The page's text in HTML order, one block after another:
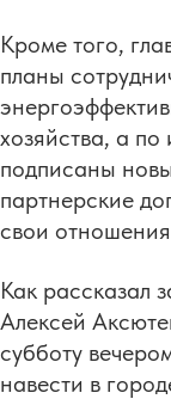
Кроме того,
планы
хозяйства, а
подписаны
партнерские
свои
Как рассказал
Алексей
субботу
навести в